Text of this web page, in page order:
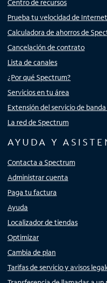
Centro de recursos
Prueba tu velocidad de Internet
Calculadora de ahorros de
Cancelación de contrato
Lista de canales
¿Por qué Spectrum?
Servicios en tu área
Extensión del servicio de
La red de Spectrum
AYUDA Y
Contacta a Spectrum
Administrar cuenta
Paga tu factura
Ayuda
Localizador de tiendas
Optimizar
Cambia de plan
Tarifas de servicio y avisos